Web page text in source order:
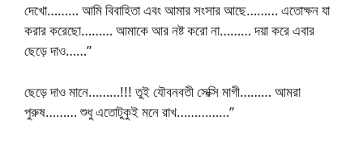
দেখো……… আমি বিবাহিতা এবং আমার সংসার আছে……… এতোক্ষন যা
করার করেছো……… আমাকে আর নষ্ট করো না……… দয়া করে এবার
ছেড়ে দাও……”
ছেড়ে দাও মানে………!!! তুই যৌবনবতী সেক্সি মাগী……… আমরা
পুরুষ……… শুধু এতোটুকুই মনে রাখ……………”